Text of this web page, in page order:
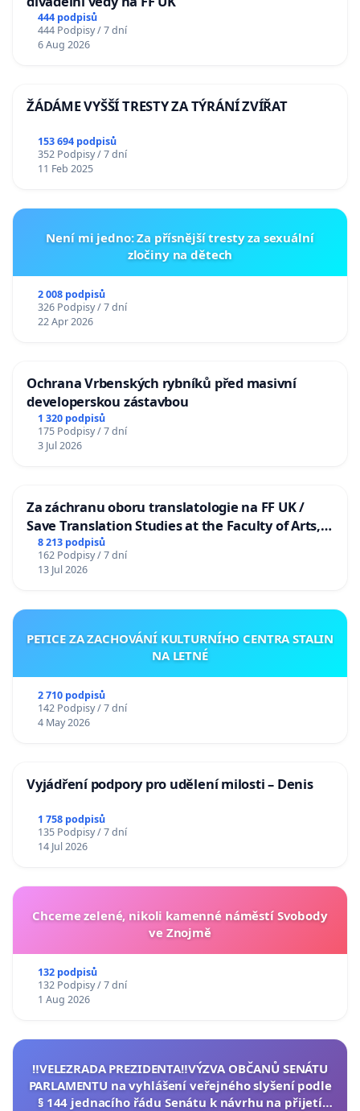
444 podpisů
444 Podpisy / 7 dní
6 Aug 2026
ŽÁDÁME VYŠŠÍ TRESTY ZA TÝRÁNÍ ZVÍŘAT
153 694 podpisů
352 Podpisy / 7 dní
11 Feb 2025
Není mi jedno: Za přísnější tresty za sexuální
zločiny na dětech
2 008 podpisů
326 Podpisy / 7 dní
22 Apr 2026
Ochrana Vrbenských rybníků před masivní
developerskou zástavbou
1 320 podpisů
175 Podpisy / 7 dní
3 Jul 2026
Za záchranu oboru translatologie na FF UK /
Save Translation Studies at the Faculty of Arts,
Charles University
8 213 podpisů
162 Podpisy / 7 dní
13 Jul 2026
PETICE ZA ZACHOVÁNÍ KULTURNÍHO CENTRA STALIN
NA LETNÉ
2 710 podpisů
142 Podpisy / 7 dní
4 May 2026
Vyjádření podpory pro udělení milosti – Denis
1 758 podpisů
135 Podpisy / 7 dní
14 Jul 2026
Chceme zelené, nikoli kamenné náměstí Svobody
ve Znojmě
132 podpisů
132 Podpisy / 7 dní
1 Aug 2026
‼️VELEZRADA PREZIDENTA‼️VÝZVA OBČANŮ SENÁTU
PARLAMENTU na vyhlášení veřejného slyšení podle
§ 144 jednacího řádu Senátu k návrhu na přijetí